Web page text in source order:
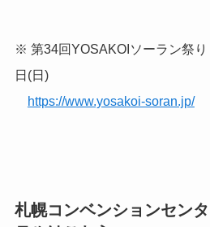
※ 第34回YOSAKOIソーラン祭
日(日)
https://www.yosakoi-soran.jp/
札幌コンベンションセン